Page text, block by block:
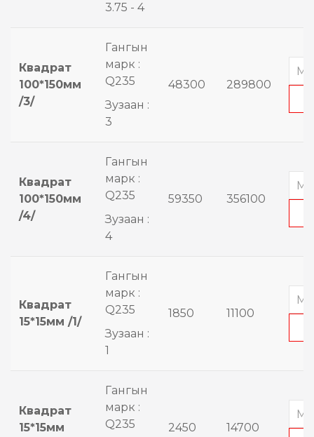
3.75 - 4
Квадрат
100*150мм
/3/
Гангын
марк :
Q235
Зузаан :
3
48300 289800
Квадрат
100*150мм
/4/
Гангын
марк :
Q235
Зузаан :
4
59350 356100
Квадрат
15*15мм /1/
Гангын
марк :
Q235
Зузаан :
1
1850 11100
Квадрат
15*15мм
Гангын
марк :
Q235
2450 14700